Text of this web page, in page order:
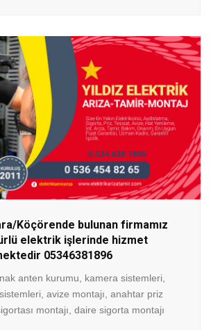
Köçörende bulunan firmamız
elektrik işlerinde hizmet
05346381896
anten kurumu, kamera sistemleri,
avize montajı, anahtar priz
montajı, daire sigorta montajı